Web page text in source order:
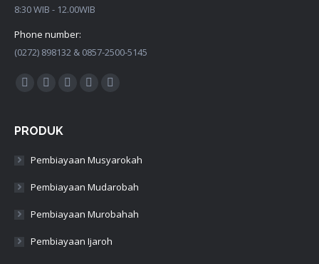
8:30 WIB - 12.00WIB
Phone number:
(0272) 898132 & 0857-2500-5145
Find us on:
PRODUK
Pembiayaan Musyarokah
Pembiayaan Mudarobah
Pembiayaan Murobahah
Pembiayaan Ijaroh